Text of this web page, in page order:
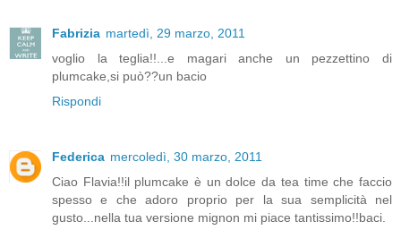
Fabrizia martedì, 29 marzo, 2011
voglio la teglia!!...e magari anche un pezzettino di
plumcake,si può??un bacio
Rispondi
Federica mercoledì, 30 marzo, 2011
Ciao Flavia!!il plumcake è un dolce da tea time che faccio
spesso e che adoro proprio per la sua semplicità nel
gusto...nella tua versione mignon mi piace tantissimo!!baci.